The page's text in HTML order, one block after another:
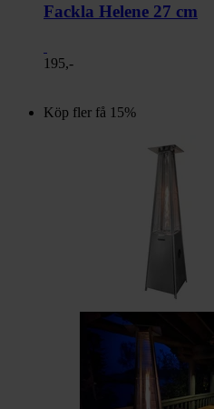
Fackla Helene 27 cm
195,-
Köp fler få 15%